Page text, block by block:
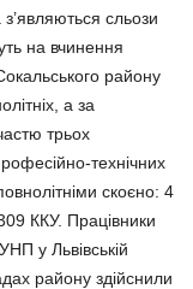
сльози
на вчинення
району
а за
трьох
технічних
скоєно: 4
ККУ. Працівники
у Львівській
району здійснили